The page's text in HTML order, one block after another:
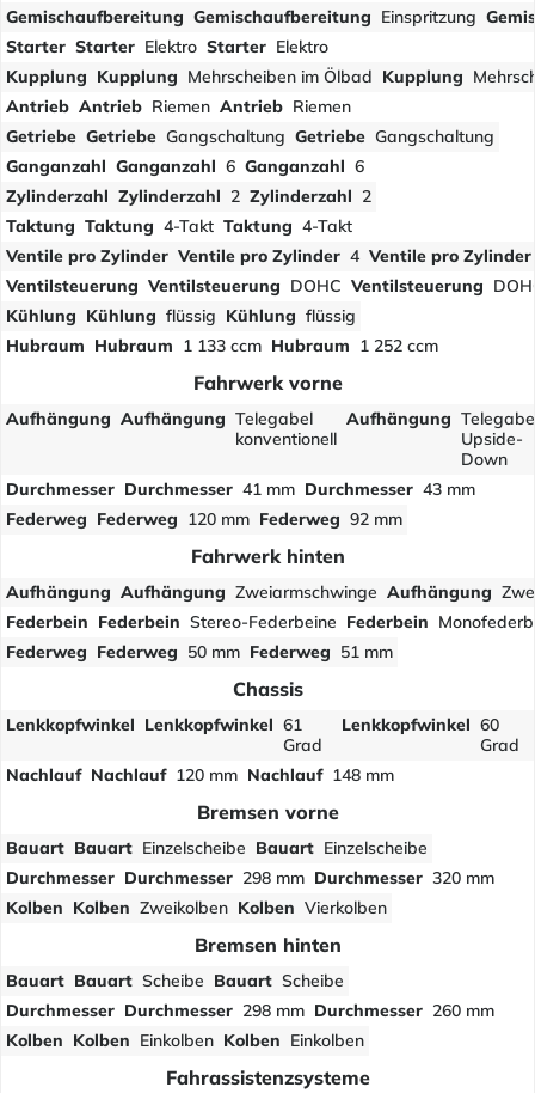
Gemischaufbereitung Gemischaufbereitung Einspritzung
Starter Starter Elektro Starter Elektro
Kupplung Kupplung Mehrscheiben im Ölbad Kupplung
Antrieb Antrieb Riemen Antrieb Riemen
Getriebe Getriebe Gangschaltung Getriebe Gangschaltung
Ganganzahl Ganganzahl 6 Ganganzahl 6
Zylinderzahl Zylinderzahl 2 Zylinderzahl 2
Taktung Taktung 4-Takt Taktung 4-Takt
Ventile pro Zylinder Ventile pro Zylinder 4 Ventile pro Zylinder
Ventilsteuerung Ventilsteuerung DOHC Ventilsteuerung
Kühlung Kühlung flüssig Kühlung flüssig
Hubraum Hubraum 1 133 ccm Hubraum 1 252 ccm
Fahrwerk vorne
Aufhängung Aufhängung Telegabel
konventionell
Aufhängung
Upside-
Down
Durchmesser Durchmesser 41 mm Durchmesser 43 mm
Federweg Federweg 120 mm Federweg 92 mm
Fahrwerk hinten
Aufhängung Aufhängung Zweiarmschwinge Aufhängung
Federbein Federbein Stereo-Federbeine Federbein
Federweg Federweg 50 mm Federweg 51 mm
Chassis
Lenkkopfwinkel Lenkkopfwinkel 61
Grad
Lenkkopfwinkel 60
Grad
Nachlauf Nachlauf 120 mm Nachlauf 148 mm
Bremsen vorne
Bauart Bauart Einzelscheibe Bauart Einzelscheibe
Durchmesser Durchmesser 298 mm Durchmesser 320 mm
Kolben Kolben Zweikolben Kolben Vierkolben
Bremsen hinten
Bauart Bauart Scheibe Bauart Scheibe
Durchmesser Durchmesser 298 mm Durchmesser 260 mm
Kolben Kolben Einkolben Kolben Einkolben
Fahrassistenzsysteme